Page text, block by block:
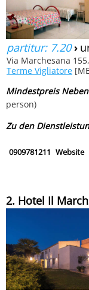
partitur: 7.20›
Via Marchesana 155,
Terme Vigliatore
Mindestpreis
person)
Zu den
0909781211 Website
2. Hotel Il